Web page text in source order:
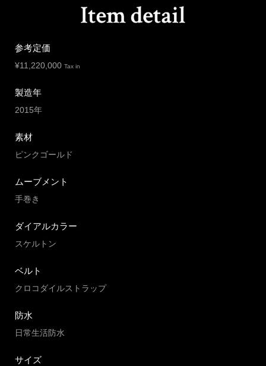
参考定価
¥11,220,000 Tax in
製造年
2015年
素材
ピンクゴールド
ムーブメント
手巻き
ダイアルカラー
スケルトン
ベルト
クロコダイルストラップ
防水
日常生活防水
サイズ